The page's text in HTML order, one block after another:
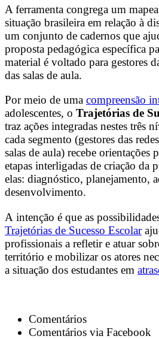
A ferramenta congrega um
situação brasileira em relação à
um conjunto de cadernos que
proposta pedagógica específica
material é voltado para gestores
das salas de aula.
Por meio de uma compreensão
adolescentes, o Trajetórias de
traz ações integradas nestes três
cada segmento (gestores das
salas de aula) recebe orientações
etapas interligadas de criação da
elas: diagnóstico, planejamento,
desenvolvimento.
A intenção é que as
Trajetórias de Sucesso Escolar
profissionais a refletir e atuar
território e mobilizar os atores
a situação dos estudantes em
Comentários
Comentários via Facebook